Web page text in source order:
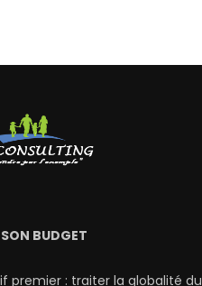
SON BUDGET
premier : traiter la globalité